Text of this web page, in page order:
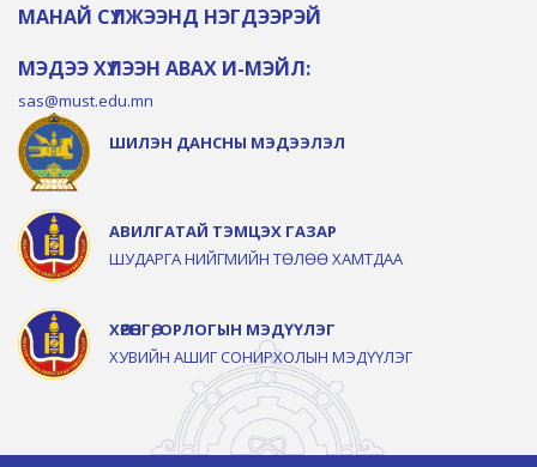
МАНАЙ СҮЛЖЭЭНД НЭГДЭЭРЭЙ
МЭДЭЭ ХҮЛЭЭН АВАХ И-МЭЙЛ:
sas@must.edu.mn
ШИЛЭН ДАНСНЫ МЭДЭЭЛЭЛ
АВИЛГАТАЙ ТЭМЦЭХ ГАЗАР
ШУДАРГА НИЙГМИЙН ТӨЛӨӨ ХАМТДАА
ХӨРӨНГӨ, ОРЛОГЫН МЭДҮҮЛЭГ
ХУВИЙН АШИГ СОНИРХОЛЫН МЭДҮҮЛЭГ